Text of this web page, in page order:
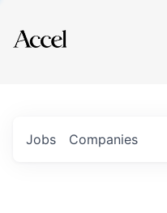
Explore
Jobs Companies